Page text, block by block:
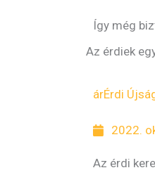
Így még
Az érdiek
árÉrdi
2022.
Az érdi